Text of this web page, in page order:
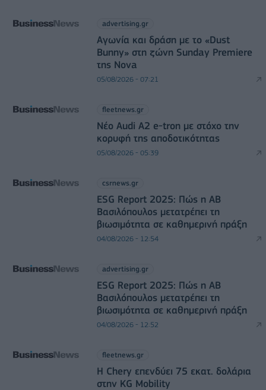
advertising.gr
Αγωνία και δράση με το «Dust
Bunny» στη ζώνη Sunday Premiere
της Nova
05/08/2026 - 07:21
fleetnews.gr
Νέο Audi A2 e-tron με στόχο την
κορυφή της αποδοτικότητας
05/08/2026 - 05:39
csrnews.gr
ESG Report 2025: Πώς η ΑΒ
Βασιλόπουλος μετατρέπει τη
βιωσιμότητα σε καθημερινή πράξη
04/08/2026 - 12:54
advertising.gr
ESG Report 2025: Πώς η ΑΒ
Βασιλόπουλος μετατρέπει τη
βιωσιμότητα σε καθημερινή πράξη
04/08/2026 - 12:52
fleetnews.gr
Η Chery επενδύει 75 εκατ. δολάρια
στην KG Mobility